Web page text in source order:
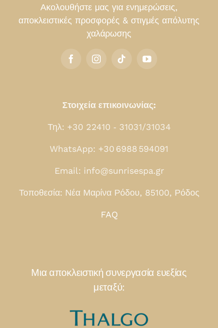
Ακολουθήστε μας για ενημερώσεις,
αποκλειστικές προσφορές & στιγμές απόλυτης
χαλάρωσης
Στοιχεία επικοινωνίας:
Τηλ: +30 22410 ‑ 31031/31034
WhatsApp: +30 6988 594091
Email: info@sunrisespa.gr
Τοποθεσία: Νέα Μαρίνα Ρόδου, 85100, Ρόδος
FAQ
Μια αποκλειστική συνεργασία ευεξίας
μεταξύ: